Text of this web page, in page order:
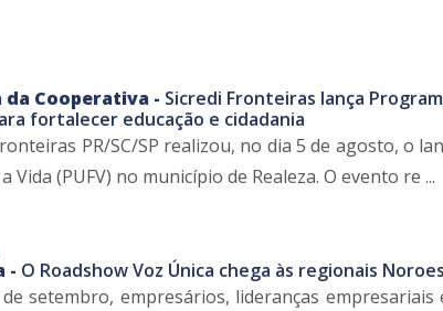
Cooperativa - Sicredi Fronteiras lança
fortalecer educação e cidadania
PR/SC/SP realizou, no dia 5 de agosto, o
Vida (PUFV) no município de Realeza. O evento re ...
- O Roadshow Voz Única chega às regionais
setembro, empresários, lideranças empresariais